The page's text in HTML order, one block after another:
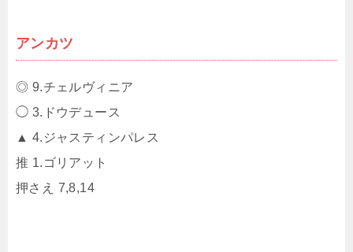
アンカツ
◎ 9.チェルヴィニア
◯ 3.ドウデュース
▲ 4.ジャスティンパレス
推 1.ゴリアット
押さえ 7,8,14